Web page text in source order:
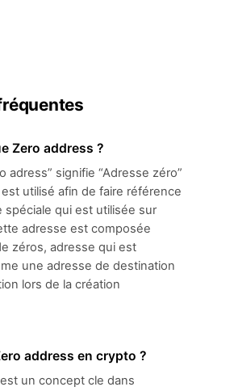
Zero address ?
adress” signifie “Adresse zéro”
utilisé afin de faire référence
spéciale qui est utilisée sur
adresse est composée
zéros, adresse qui est
une adresse de destination
lors de la création
address en crypto ?
un concept cle dans